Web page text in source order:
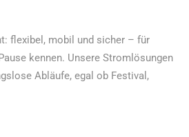
flexibel, mobil und sicher – für
kennen. Unsere Stromlösungen
Abläufe, egal ob Festival,